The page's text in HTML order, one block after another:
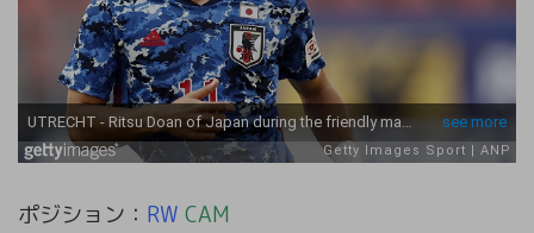
ポジション： RW CAM